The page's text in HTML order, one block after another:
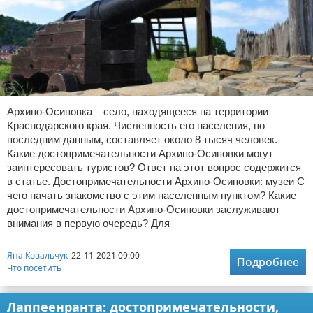
Авиаперелеты
Отели
Полезное для туристов
Отдых на природе
Аренда автомобилей
Документы и визы
Билеты
Планирование отдыха
Пляжный отдых
Турагенства
Отказ от ответственности
Архипо-Осиповка – село, находящееся на территории
Краснодарского края. Численность его населения, по
последним данным, составляет около 8 тысяч человек.
Какие достопримечательности Архипо-Осиповки могут
заинтересовать туристов? Ответ на этот вопрос содержится
в статье. Достопримечательности Архипо-Осиповки: музеи С
чего начать знакомство с этим населенным пунктом? Какие
достопримечательности Архипо-Осиповки заслуживают
внимания в первую очередь? Для
Яна Ковальчук 22-11-2021 09:00
Что посетить
Подробнее
Лаппеенранта: достопримечательности,